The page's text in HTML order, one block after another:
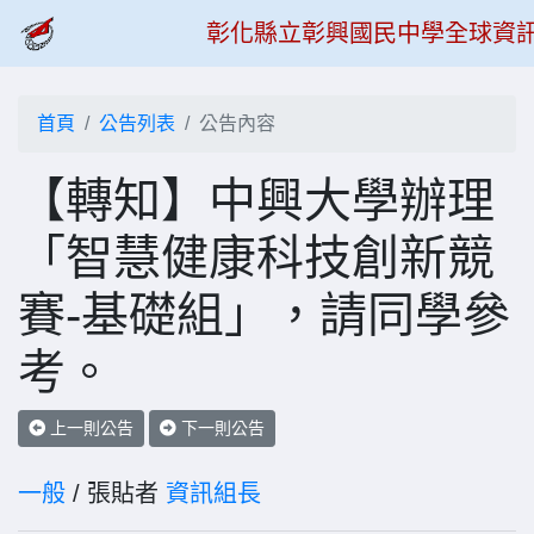
彰化縣立彰興國民中學全球資
首頁 公告列表 公告內容
【轉知】中興大學辦理
「智慧健康科技創新競
賽-基礎組」，請同學參
考。
上一則公告 下一則公告
一般 / 張貼者 資訊組長